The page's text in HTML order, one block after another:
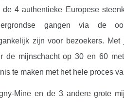
de 4 authentieke Europese
gangen via de
zijn voor bezoekers.
de mijnschacht op 30 en 60
te maken met het hele proces
Mine en de 3 andere grote